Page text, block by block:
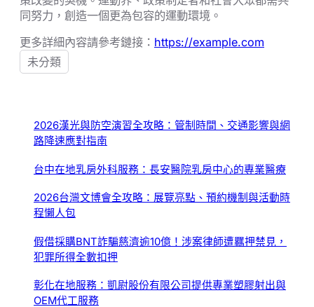
同努力，創造一個更為包容的運動環境。
更多詳細內容請參考鏈接： https://example.com
未分類
2026漢光與防空演習全攻略：管制時間、交通影響與網
路降速應對指南
台中在地乳房外科服務：長安醫院乳房中心的專業醫療
2026台灣文博會全攻略：展覽亮點、預約機制與活動時
程懶人包
假借採購BNT詐騙慈濟逾10億！涉案律師遭羈押禁見，
犯罪所得全數扣押
彰化在地服務：凱尉股份有限公司提供專業塑膠射出與
OEM代工服務